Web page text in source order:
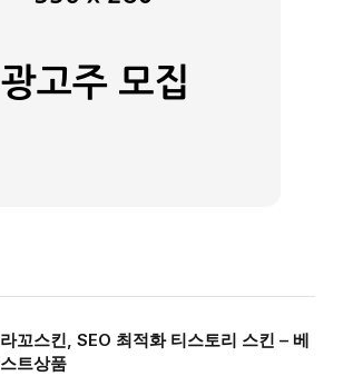
라꼬스킨, SEO 최적화 티스토리 스킨 – 베
스트상품